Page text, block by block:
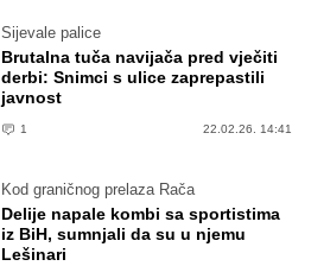
Sijevale palice
Brutalna tuča navijača pred vječiti
derbi: Snimci s ulice zaprepastili
javnost
1 22.02.26. 14:41
Kod graničnog prelaza Rača
Delije napale kombi sa sportistima
iz BiH, sumnjali da su u njemu
Lešinari